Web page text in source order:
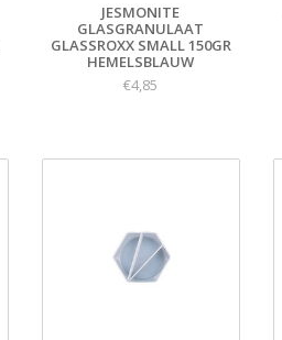
JESMONITE
GLASGRANULAAT
GLASSROXX SMALL 150GR
HEMELSBLAUW
€4,85